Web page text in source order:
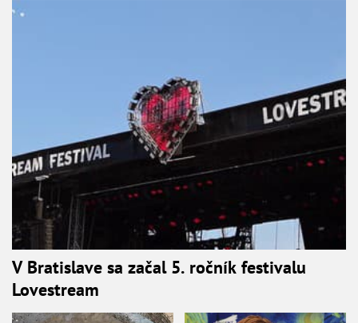
V Bratislave sa začal 5. ročník festivalu
Lovestream